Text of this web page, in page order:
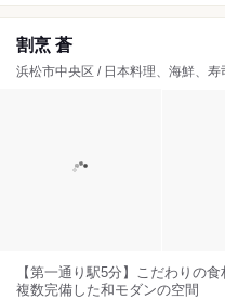
割烹 蒼
浜松市中央区 / 日本料理、海鮮、寿
【第一通り駅5分】こだわりの
複数完備した和モダンの空間